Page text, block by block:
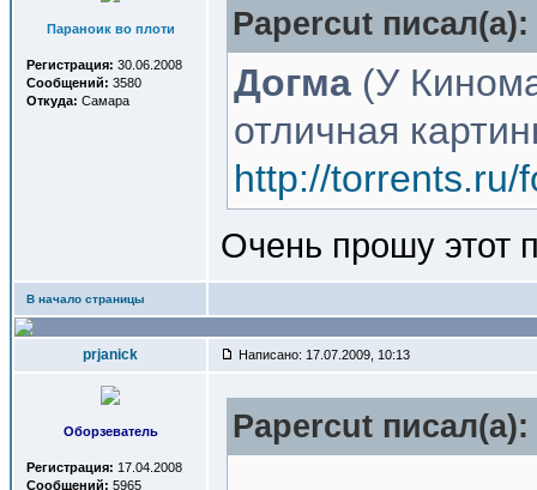
Параноик во плоти
Регистрация: 30.06.2008
Сообщений: 3580
Откуда: Самара
Papercut писал(a):
Догма (У
отличная
http://torrents.ru/
Очень прошу этот
В начало страницы
prjanick Написано: 17.07.2009, 10:13
Оборзеватель
Регистрация: 17.04.2008
Сообщений: 5965
Papercut писал(a):